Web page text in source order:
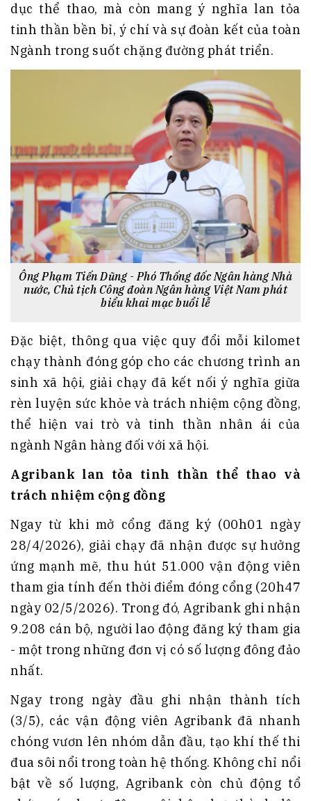
dục thể thao, mà còn mang ý nghĩa lan tỏa
tinh thần bền bỉ, ý chí và sự đoàn kết của toàn
Ngành trong suốt chặng đường phát triển.
Ông Phạm Tiến Dũng - Phó Thống đốc Ngân hàng Nhà
nước, Chủ tịch Công đoàn Ngân hàng Việt Nam phát
biểu khai mạc buổi lễ
Đặc biệt, thông qua việc quy đổi mỗi kilomet
chạy thành đóng góp cho các chương trình an
sinh xã hội, giải chạy đã kết nối ý nghĩa giữa
rèn luyện sức khỏe và trách nhiệm cộng đồng,
thể hiện vai trò và tinh thần nhân ái của
ngành Ngân hàng đối với xã hội.
Agribank lan tỏa tinh thần thể thao và
trách nhiệm cộng đồng
Ngay từ khi mở cổng đăng ký (00h01 ngày
28/4/2026), giải chạy đã nhận được sự hưởng
ứng mạnh mẽ, thu hút 51.000 vận động viên
tham gia tính đến thời điểm đóng cổng (20h47
ngày 02/5/2026). Trong đó, Agribank ghi nhận
9.208 cán bộ, người lao động đăng ký tham gia
- một trong những đơn vị có số lượng đông đảo
nhất.
Ngay trong ngày đầu ghi nhận thành tích
(3/5), các vận động viên Agribank đã nhanh
chóng vươn lên nhóm dẫn đầu, tạo khí thế thi
đua sôi nổi trong toàn hệ thống. Không chỉ nổi
bật về số lượng, Agribank còn chủ động tổ